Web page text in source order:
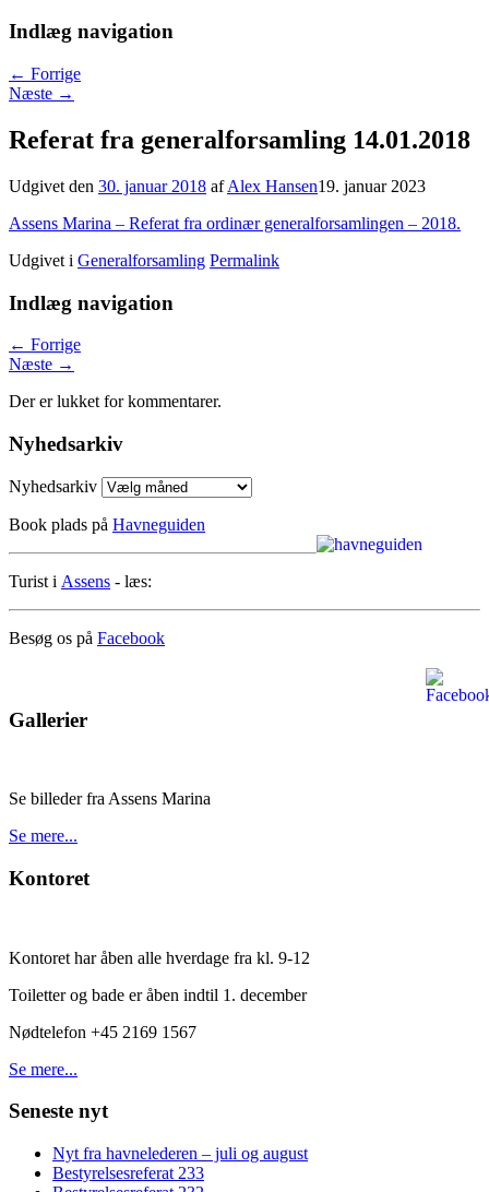
Indlæg navigation
← Forrige
Næste →
Referat fra generalforsamling 14.01.2018
Udgivet den 30. januar 2018 afAlex Hansen19. januar 2023
Assens Marina – Referat fra ordinær generalforsamlingen – 2018.
Udgivet i Generalforsamling Permalink
Indlæg navigation
← Forrige
Næste →
Der er lukket for kommentarer.
Nyhedsarkiv
Nyhedsarkiv
Book plads på Havneguiden
Turist i Assens - læs:
Besøg os på Facebook
Gallerier
Se billeder fra Assens Marina
Se mere...
Kontoret
Kontoret har åben alle hverdage fra kl. 9-12
Toiletter og bade er åben indtil 1. december
Nødtelefon +45 2169 1567
Se mere...
Seneste nyt
Nyt fra havnelederen – juli og august
Bestyrelsesreferat 233